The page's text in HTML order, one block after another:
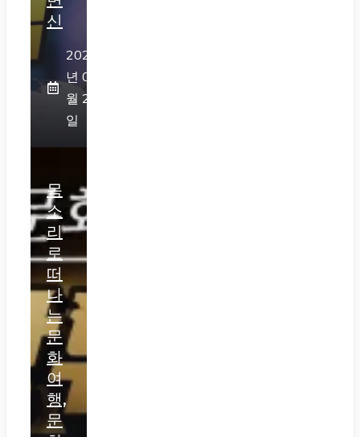
신
2026
년 07
월 28
일
목
소
리
로
떠
나
는
문
화
여
행,
문